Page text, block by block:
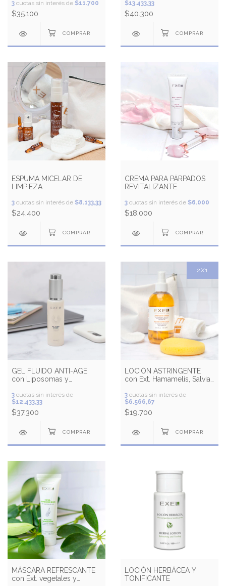
3 cuotas sin interés de $11.700
$35.100
$13.433,33
$40.300
ESPUMA MICELAR DE
LIMPIEZA
3 cuotas sin interés de $8.133,33
$24.400
CREMA PARA PÁRPADOS
REVITALIZANTE
3 cuotas sin interés de $6.000
$18.000
GEL FLUIDO ANTI-AGE
con Liposomas y
3 cuotas sin interés de
$12.433,33
$37.300
2X1
LOCIÓN ASTRINGENTE
con Ext. Hamamelis, Salvia
3 cuotas sin interés de
$6.566,67
$19.700
MÁSCARA REFRESCANTE
con Ext. vegetales y
LOCIÓN HERBÁCEA Y
TONIFICANTE